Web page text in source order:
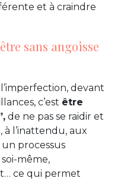
et à craindre
sans angoisse
devant
c’est être
de ne pas se raidir et
à l’inattendu, aux
processus
même,
ce qui permet